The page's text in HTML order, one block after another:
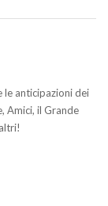
anticipazioni dei
Amici, il Grande